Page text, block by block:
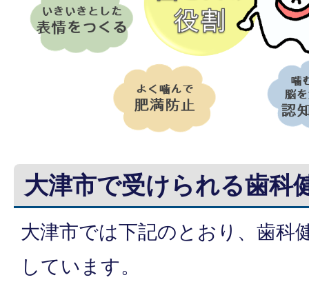
大津市で受けられる歯科
大津市では下記のとおり、歯科
しています。